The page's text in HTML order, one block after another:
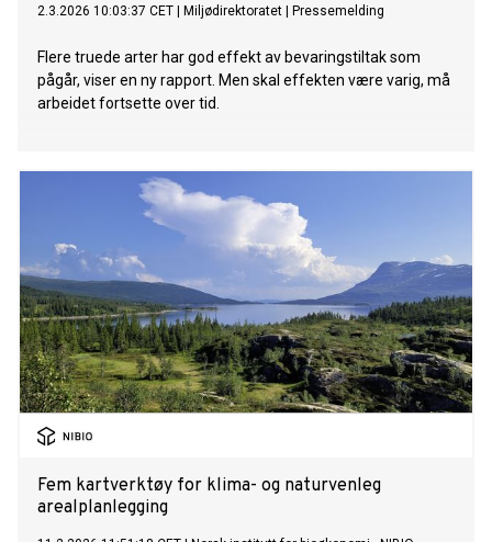
2.3.2026 10:03:37 CET Miljødirektoratet Pressemelding
Flere truede arter har god effekt av bevaringstiltak som
pågår, viser en ny rapport. Men skal effekten være varig, må
arbeidet fortsette over tid.
Fem kartverktøy for klima- og naturvenleg
arealplanlegging